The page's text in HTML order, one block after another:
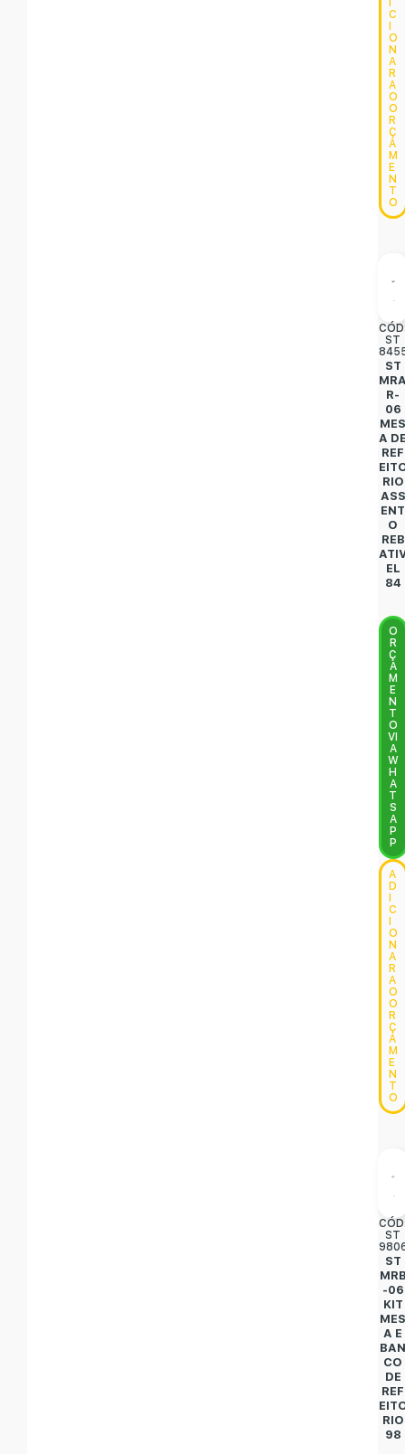
C
O
N
A
R
A
O
O
R
Ç
A
M
E
N
T
O
ST
ST
R-
06
A
REF
RIO
ASS
ENT
O
REB
EL
84
O
R
Ç
A
M
E
N
T
O
VI
A
W
H
A
T
S
A
P
P
A
D
C
O
N
A
R
A
O
O
R
Ç
A
M
E
N
T
O
ST
ST
-06
KIT
A E
CO
DE
REF
RIO
98